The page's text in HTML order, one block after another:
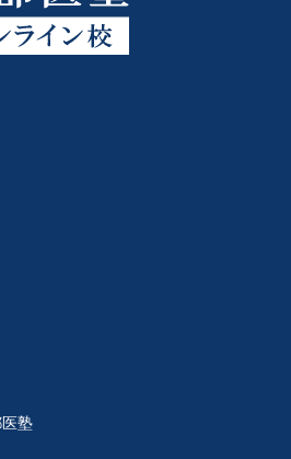
塾